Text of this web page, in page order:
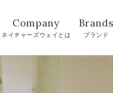
Company
ネイチャーズウェイとは
Brands
ブランド